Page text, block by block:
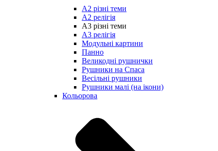
А2 різні теми
А2 релігія
А3 різні теми
А3 релігія
Модульні картини
Панно
Великодні рушнички
Рушники на Спаса
Весільні рушники
Рушники малі (на ікони)
Кольорова